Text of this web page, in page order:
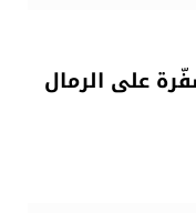
على الرمال